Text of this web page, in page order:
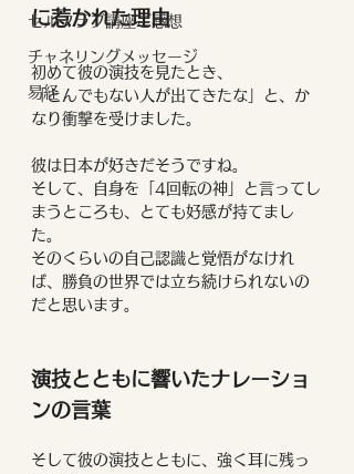
セルフラブ講座ご感想
チャネリングメッセージ
易経
に惹かれた理由
初めて彼の演技を見たとき、
「とんでもない人が出てきたな」と、か
なり衝撃を受けました。
彼は日本が好きだそうですね。
そして、自身を「4回転の神」と言ってし
まうところも、とても好感が持てまし
た。
そのくらいの自己認識と覚悟がなけれ
ば、勝負の世界では立ち続けられないの
だと思います。
演技とともに響いたナレーショ
ンの言葉
そして彼の演技とともに、強く耳に残っ